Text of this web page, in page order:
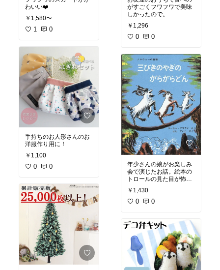
わいい❤️
￥1,580〜
1 0
手持ちのお人形さんのお
洋服作り用に！
￥1,100
0 0
がすごくフワフワで美味
しかったので。
￥1,296
0 0
年少さんの娘がお楽しみ
会で演じたお話。絵本の
トロールの見た目が怖す
ぎ…
￥1,430
0 0